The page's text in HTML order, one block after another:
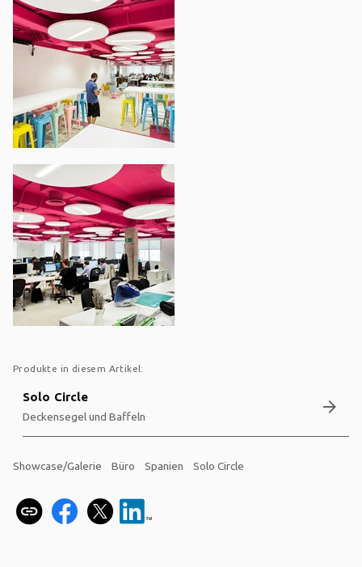
Produkte in diesem Artikel:
Solo Circle
Deckensegel und Baffeln arrow_forward
Showcase/Galerie Büro Spanien Solo Circle